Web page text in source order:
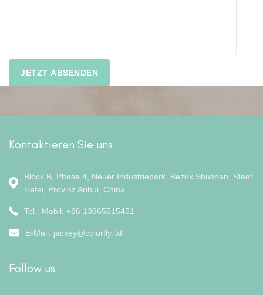
Kontaktieren Sie uns
Block B, Phase 4, Neuer Industriepark, Bezirk Shushan, Stadt
Hefei, Provinz Anhui, China.
Tel.: Mobil: +86 13865515451
E-Mail: jackey@colorfly.ltd
Follow us